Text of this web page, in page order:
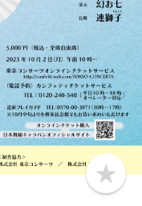
b
o